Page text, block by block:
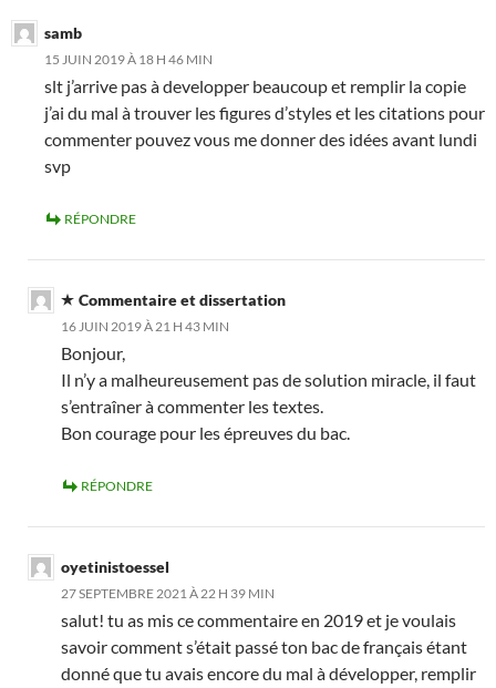
samb
15 JUIN 2019 À 18 H 46 MIN
slt j’arrive pas à developper beaucoup et remplir la copie
j’ai du mal à trouver les figures d’styles et les citations pour
commenter pouvez vous me donner des idées avant lundi
svp
RÉPONDRE
Commentaire et dissertation
16 JUIN 2019 À 21 H 43 MIN
Bonjour,
Il n’y a malheureusement pas de solution miracle, il faut
s’entraîner à commenter les textes.
Bon courage pour les épreuves du bac.
RÉPONDRE
oyetinistoessel
27 SEPTEMBRE 2021 À 22 H 39 MIN
salut! tu as mis ce commentaire en 2019 et je voulais
savoir comment s’était passé ton bac de français étant
donné que tu avais encore du mal à développer, remplir